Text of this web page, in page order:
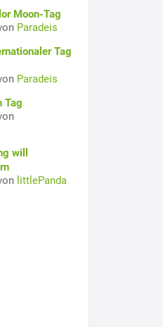
Moon-Tag
Paradeis
Tag
Paradeis
Tag
will
littlePanda